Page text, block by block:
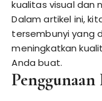
kualitas visual dan
Dalam artikel ini,
tersembunyi yang
meningkatkan
Anda buat.